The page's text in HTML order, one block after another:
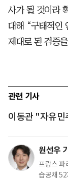
사가 될 것이라
대해 “구태적인
제대로 된 검증
관련 기사
이동관 "자유민
원선우
프랑스 파
습공채